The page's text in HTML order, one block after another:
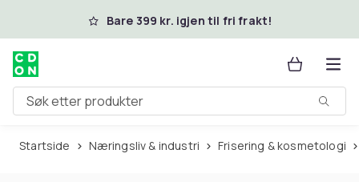
Hopp til hovedinnholdBare 399 kr. igjen til fri frakt!
Søk etter produkter
Startside Næringsliv & industri Frisering & kosmetologi